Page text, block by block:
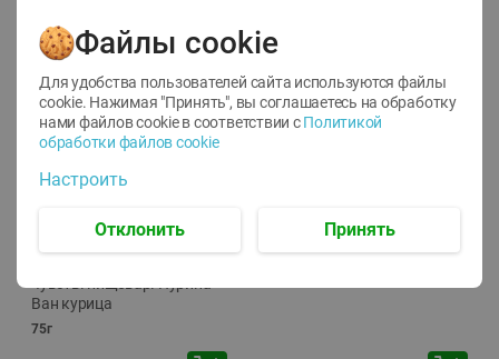
- 12
руб./шт
Ван курица
75г
ТОФУ Vegetus ТВЕРДЫЙ
Файлы cookie
Для удобства пользователей сайта используются файлы
cookie. Нажимая "Принять", вы соглашаетесь на обработку
нами файлов cookie в соответствии с Политикой
обработки файлов cookie
Настроить
Отклонить Принять